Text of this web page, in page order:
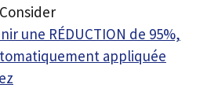
une RÉDUCTION de 95%,
appliquée